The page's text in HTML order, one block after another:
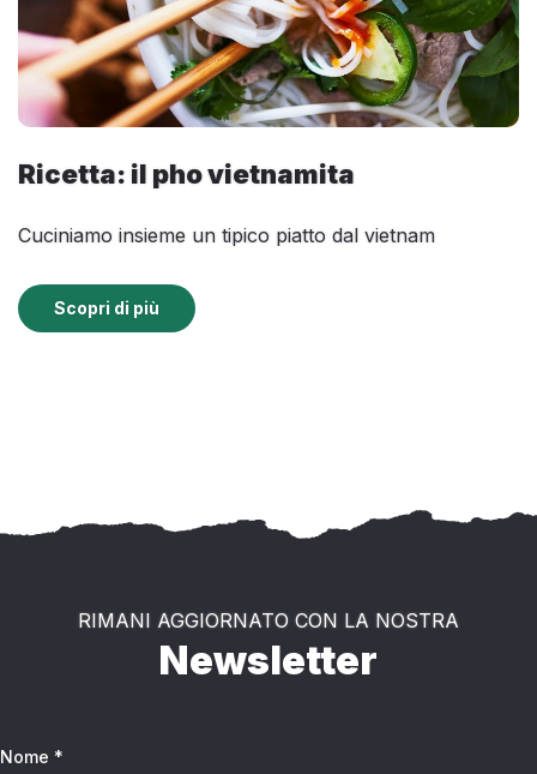
Ricetta: il pho vietnamita
Cuciniamo insieme un tipico piatto dal vietnam
Scopri di più
RIMANI AGGIORNATO CON LA NOSTRA
Newsletter
Nome *